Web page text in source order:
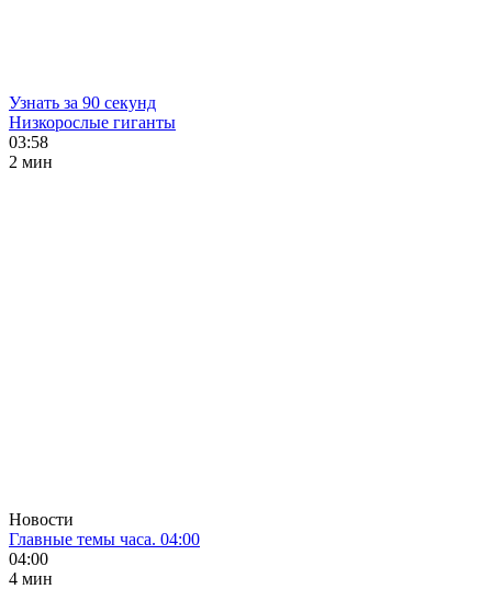
Узнать за 90 секунд
Низкорослые гиганты
03:58
2 мин
Новости
Главные темы часа. 04:00
04:00
4 мин